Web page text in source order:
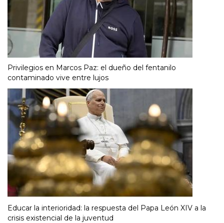
Privilegios en Marcos Paz: el dueño del fentanilo
contaminado vive entre lujos
Educar la interioridad: la respuesta del Papa León XIV a la
crisis existencial de la juventud